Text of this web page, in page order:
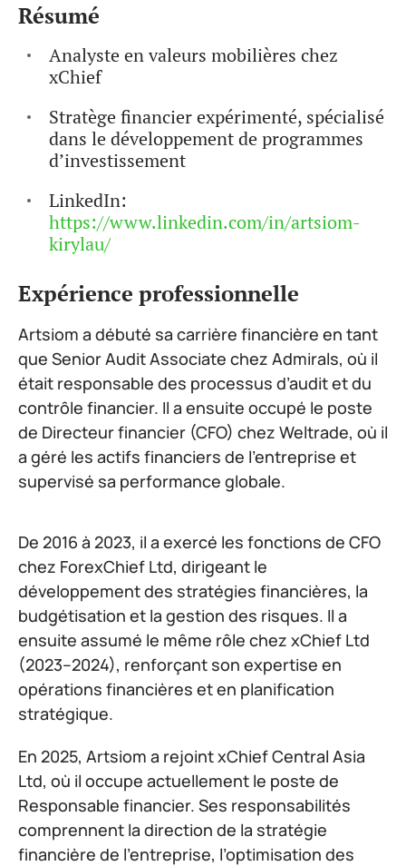
Résumé
Analyste en valeurs mobilières chez
xChief
Stratège financier expérimenté, spécialisé
dans le développement de programmes
d’investissement
LinkedIn:
https://www.linkedin.com/in/artsiom-
kirylau/
Expérience professionnelle
Artsiom a débuté sa carrière financière en tant
que Senior Audit Associate chez Admirals, où il
était responsable des processus d’audit et du
contrôle financier. Il a ensuite occupé le poste
de Directeur financier (CFO) chez Weltrade, où il
a géré les actifs financiers de l’entreprise et
supervisé sa performance globale.
De 2016 à 2023, il a exercé les fonctions de CFO
chez ForexChief Ltd, dirigeant le
développement des stratégies financières, la
budgétisation et la gestion des risques. Il a
ensuite assumé le même rôle chez xChief Ltd
(2023–2024), renforçant son expertise en
opérations financières et en planification
stratégique.
En 2025, Artsiom a rejoint xChief Central Asia
Ltd, où il occupe actuellement le poste de
Responsable financier. Ses responsabilités
comprennent la direction de la stratégie
financière de l’entreprise, l’optimisation des